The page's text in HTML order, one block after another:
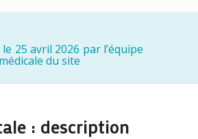
25 avril 2026 par l’équipe
du site
: description